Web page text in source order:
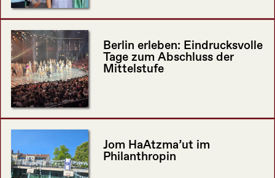
Berlin erleben: Eindrucksvolle
Tage zum Abschluss der
Mittelstufe
Jom HaAtzma’ut im
Philanthropin